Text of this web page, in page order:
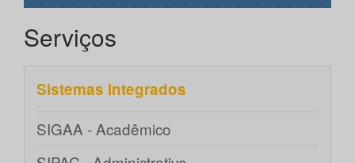
Serviços
Sistemas integrados
SIGAA - Acadêmico